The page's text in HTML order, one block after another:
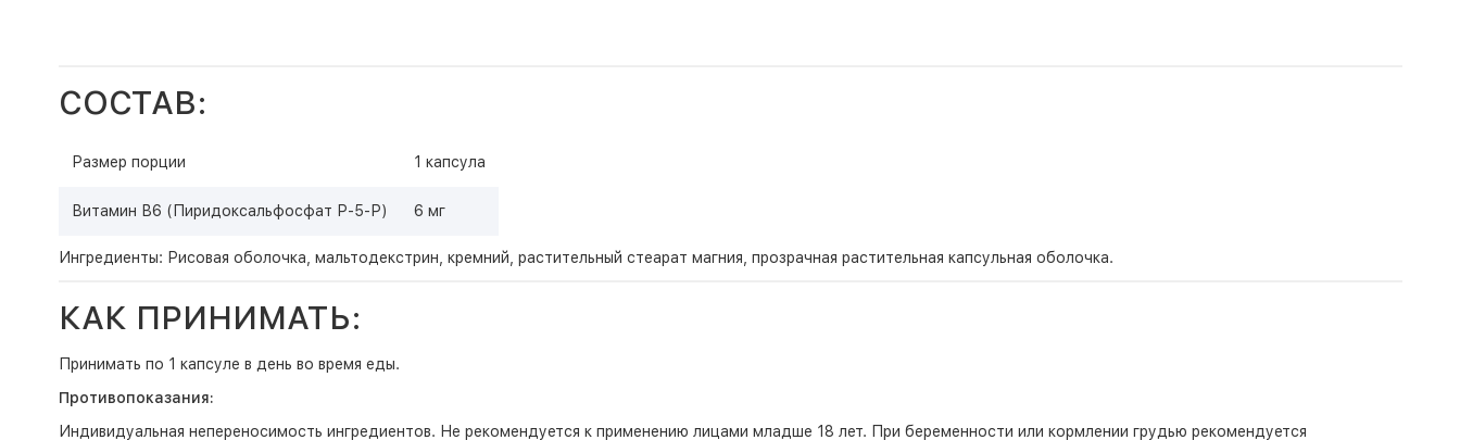
СОСТАВ:
Размер порции 1 капсула
Витамин В6 (Пиридоксальфосфат Р-5-Р) 6 мг
Ингредиенты: Рисовая оболочка, мальтодекстрин, кремний, растительный стеарат магния, прозрачная растительная капсульная оболочка.
КАК ПРИНИМАТЬ:
Принимать по 1 капсуле в день во время еды.
Противопоказания:
Индивидуальная непереносимость ингредиентов. Не рекомендуется к применению лицами младше 18 лет. При беременности или кормлении грудью рекомендуется